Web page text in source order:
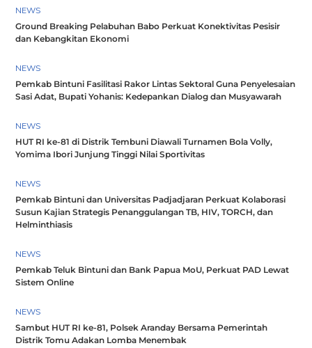
NEWS
Ground Breaking Pelabuhan Babo Perkuat Konektivitas Pesisir
dan Kebangkitan Ekonomi
NEWS
Pemkab Bintuni Fasilitasi Rakor Lintas Sektoral Guna Penyelesaian
Sasi Adat, Bupati Yohanis: Kedepankan Dialog dan Musyawarah
NEWS
HUT RI ke-81 di Distrik Tembuni Diawali Turnamen Bola Volly,
Yomima Ibori Junjung Tinggi Nilai Sportivitas
NEWS
Pemkab Bintuni dan Universitas Padjadjaran Perkuat Kolaborasi
Susun Kajian Strategis Penanggulangan TB, HIV, TORCH, dan
Helminthiasis
NEWS
Pemkab Teluk Bintuni dan Bank Papua MoU, Perkuat PAD Lewat
Sistem Online
NEWS
Sambut HUT RI ke-81, Polsek Aranday Bersama Pemerintah
Distrik Tomu Adakan Lomba Menembak